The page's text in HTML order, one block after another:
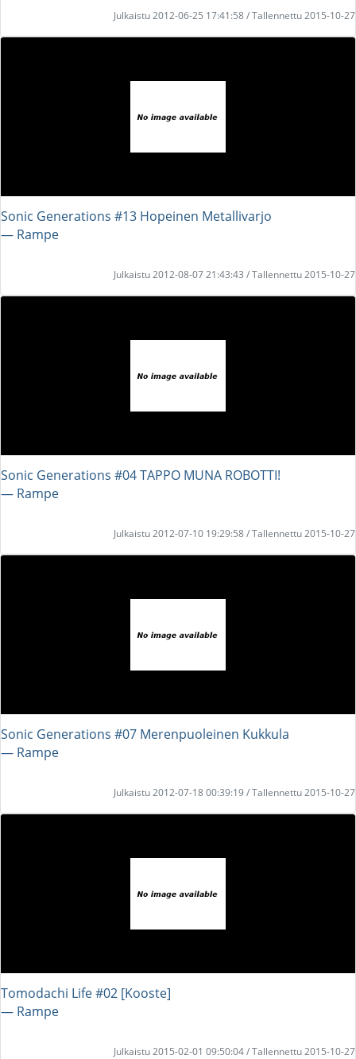
Julkaistu 2012-06-25 17:41:58 / Tallennettu 2015-10-27
Sonic Generations #13 Hopeinen Metallivarjo
― Rampe
Julkaistu 2012-08-07 21:43:43 / Tallennettu 2015-10-27
Sonic Generations #04 TAPPO MUNA ROBOTTI!
― Rampe
Julkaistu 2012-07-10 19:29:58 / Tallennettu 2015-10-27
Sonic Generations #07 Merenpuoleinen Kukkula
― Rampe
Julkaistu 2012-07-18 00:39:19 / Tallennettu 2015-10-27
Tomodachi Life #02 [Kooste]
― Rampe
Julkaistu 2015-02-01 09:50:04 / Tallennettu 2015-10-27